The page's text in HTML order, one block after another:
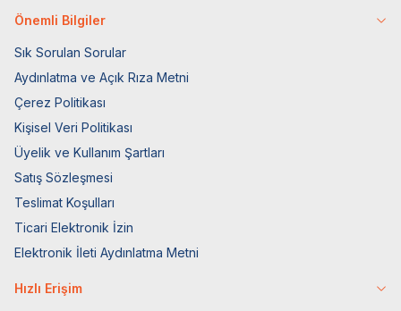
Önemli Bilgiler
Sık Sorulan Sorular
Aydınlatma ve Açık Rıza Metni
Çerez Politikası
Kişisel Veri Politikası
Üyelik ve Kullanım Şartları
Satış Sözleşmesi
Teslimat Koşulları
Ticari Elektronik İzin
Elektronik İleti Aydınlatma Metni
Hızlı Erişim